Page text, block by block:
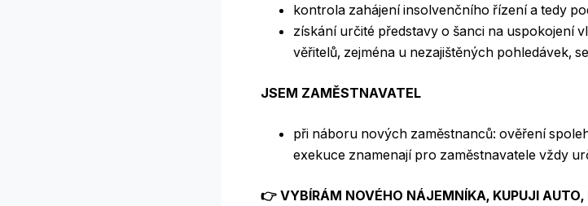
kontrola zahájení insolvenčního řízení a tedy
získání určité představy o šanci na uspokojení
věřitelů, zejména u nezajištěných pohledávek,
JSEM ZAMĚSTNAVATEL
při náboru nových zaměstnanců: ověření
exekuce znamenají pro zaměstnavatele vždy
👉 VYBÍRÁM NOVÉHO NÁJEMNÍKA, KUPUJI